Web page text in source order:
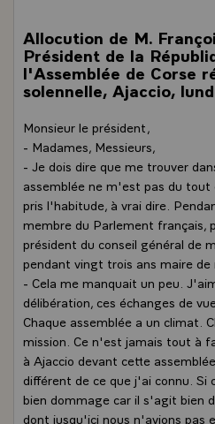
Allocution de M.
Président de la
l'Assemblée de Corse
solennelle, Ajaccio,
Monsieur le président,
- Madames, Messieurs,
- Je dois dire que me trouver
assemblée ne m'est pas du tout
pris l'habitude, à vrai dire.
membre du Parlement français,
président du conseil général de
pendant vingt trois ans maire de
- Cela me manquait un peu.
délibération, ces échanges de
Chaque assemblée a un climat.
mission. Ce n'est jamais tout à
à Ajaccio devant cette
différent de ce que j'ai connu. Si
bien dommage car il s'agit bien
dont jusqu'ici nous n'avions pas